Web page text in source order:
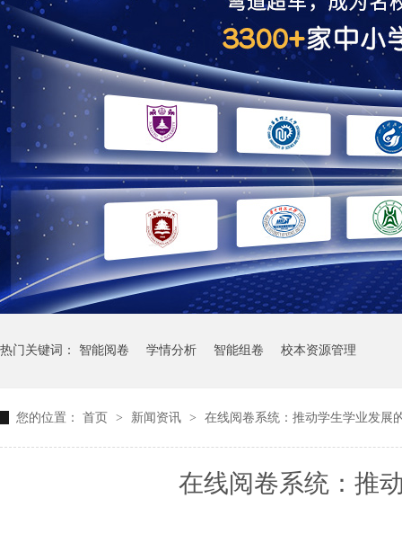
热门关键词： 智能阅卷 学情分析 智能组卷 校本资源管理
您的位置： 首页 > 新闻资讯 > 在线阅卷系统：推动学生学业发展
在线阅卷系统：推